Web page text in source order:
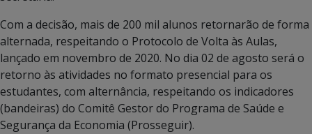
Com a decisão, mais de 200 mil alunos retornarão de forma
alternada, respeitando o Protocolo de Volta às Aulas,
lançado em novembro de 2020. No dia 02 de agosto será o
retorno às atividades no formato presencial para os
estudantes, com alternância, respeitando os indicadores
(bandeiras) do Comitê Gestor do Programa de Saúde e
Segurança da Economia (Prosseguir).